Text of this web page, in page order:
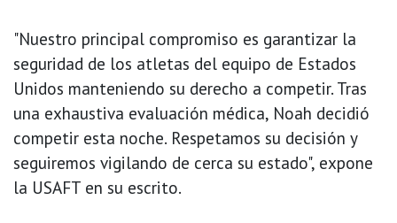
"Nuestro principal compromiso es garantizar la
seguridad de los atletas del equipo de Estados
Unidos manteniendo su derecho a competir. Tras
una exhaustiva evaluación médica, Noah decidió
competir esta noche. Respetamos su decisión y
seguiremos vigilando de cerca su estado", expone
la USAFT en su escrito.